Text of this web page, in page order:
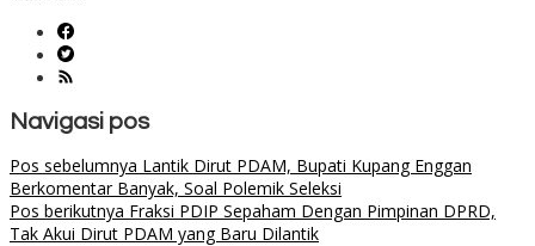
Navigasi pos
Pos sebelumnya Lantik Dirut PDAM, Bupati Kupang Enggan
Berkomentar Banyak, Soal Polemik Seleksi
Pos berikutnya Fraksi PDIP Sepaham Dengan Pimpinan DPRD,
Tak Akui Dirut PDAM yang Baru Dilantik